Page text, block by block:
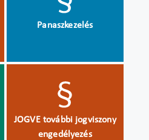
Panaszkezelés
JOGVE további jogviszony
engedélyezés